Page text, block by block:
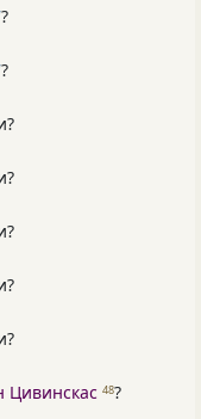
?
?
Цивинскас 48?